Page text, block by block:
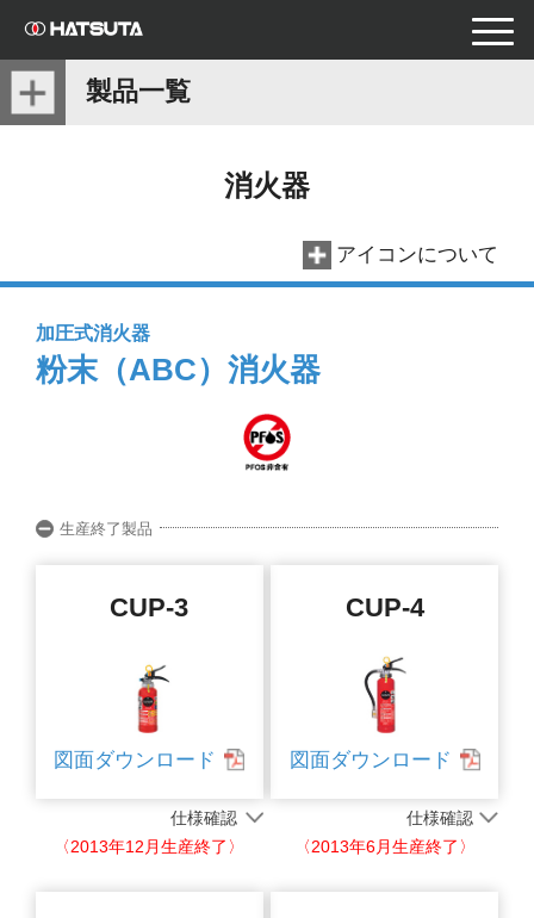
toggle
消火器
アイコンについて
加圧式消火器
粉末（ABC）消火器
生産終了製品
CUP-3
図面ダウンロード
仕様確認
〈2013年12月生産終了〉
CUP-4
図面ダウンロード
仕様確認
〈2013年6月生産終了〉
製品一覧